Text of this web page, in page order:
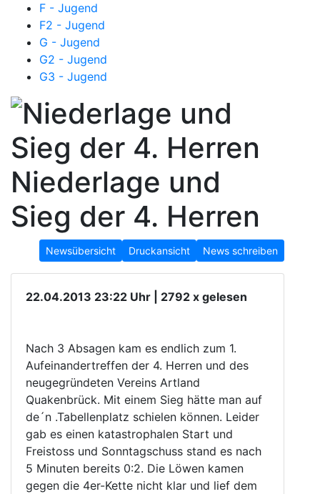
F - Jugend
F2 - Jugend
G - Jugend
G2 - Jugend
G3 - Jugend
Niederlage und
Sieg der 4. Herren
Newsübersicht Druckansicht News schreiben
22.04.2013 23:22 Uhr | 2792 x gelesen
Nach 3 Absagen kam es endlich zum 1.
Aufeinandertreffen der 4. Herren und des
neugegründeten Vereins Artland
Quakenbrück. Mit einem Sieg hätte man auf
de´n .Tabellenplatz schielen können. Leider
gab es einen katastrophalen Start und
Freistoss und Sonntagschuss stand es nach
5 Minuten bereits 0:2. Die Löwen kamen
gegen die 4er-Kette nicht klar und lief dem